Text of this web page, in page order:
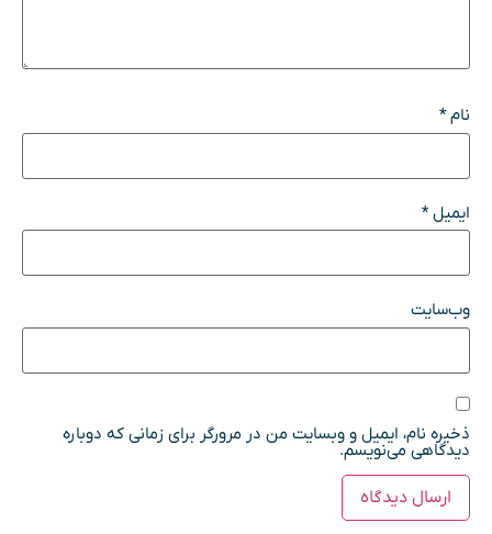
نام*
ایمیل*
وب‌سایت
ذخیره نام، ایمیل و وبسایت من در مرورگر برای زمانی که دوباره
دیدگاهی می‌نویسم.